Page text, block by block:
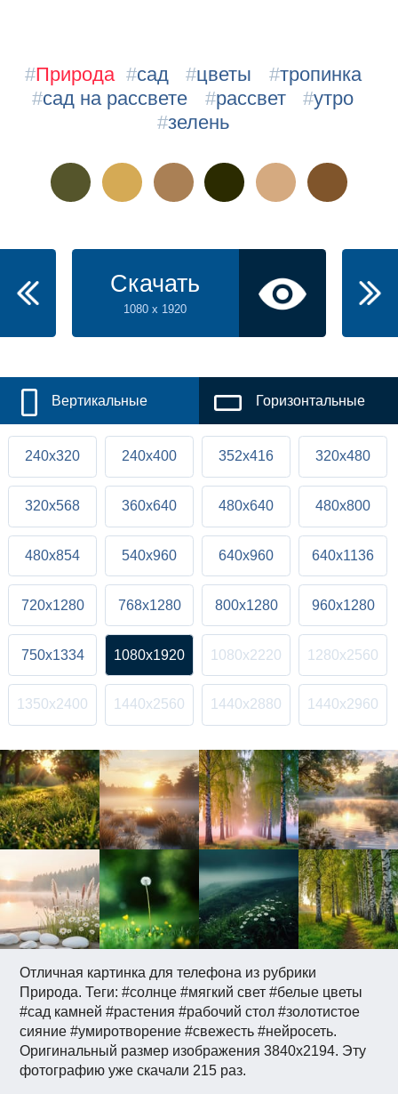
Отличная картинка для телефона из рубрики
Природа. Теги: #солнце #мягкий свет #белые цветы
#сад камней #растения #рабочий стол #золотистое
сияние #умиротворение #свежесть #нейросеть.
Оригинальный размер изображения 3840x2194. Эту
фотографию уже скачали 215 раз.
#Природа #сад #цветы #тропинка
#сад на рассвете #рассвет #утро
#зелень
Скачать
1080 x 1920
Вертикальные Горизонтальные
240x320 240x400 352x416 320x480
320x568 360x640 480x640 480x800
480x854 540x960 640x960 640x1136
720x1280 768x1280 800x1280 960x1280
750x1334 1080x1920 1080x2220 1280x2560
1350x2400 1440x2560 1440x2880 1440x2960